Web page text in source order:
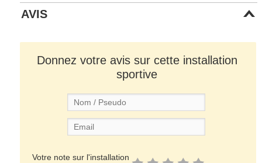
AVIS
Donnez votre avis sur cette installation
sportive
Votre note sur l'installation